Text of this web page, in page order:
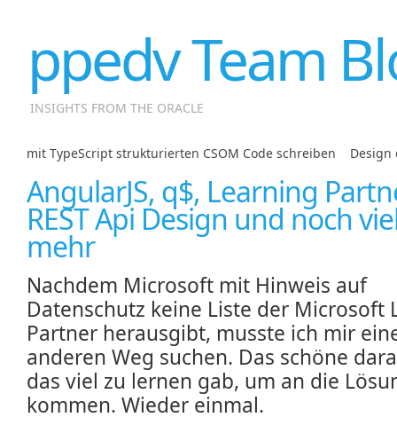
ppedv Team
INSIGHTS FROM THE ORACLE
mit TypeScript strukturierten CSOM Code schreiben
AngularJS, q$, Learning
REST Api Design und noch
mehr
Nachdem Microsoft mit Hinweis auf
Datenschutz keine Liste der Microsoft
Partner herausgibt, musste ich mir
anderen Weg suchen. Das schöne
das viel zu lernen gab, um an die
kommen. Wieder einmal.